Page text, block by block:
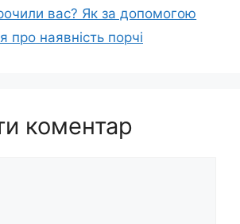
вас? Як за допомогою
про наявність порчі
коментар